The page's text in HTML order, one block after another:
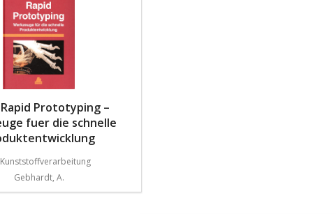
Rapid Prototyping –
fuer die schnelle
Gebhardt, A.